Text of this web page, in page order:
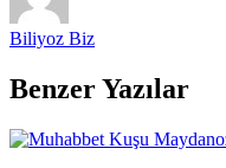
Biliyoz Biz
Benzer Yazılar